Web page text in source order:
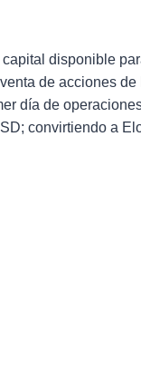
disponible
de acciones
día de
convirtiendo a